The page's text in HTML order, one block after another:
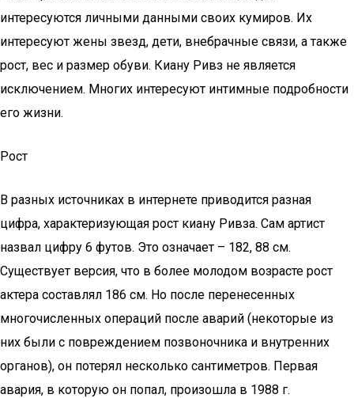
интересуются личными данными своих кумиров. Их
интересуют жены звезд, дети, внебрачные связи, а также
рост, вес и размер обуви. Киану Ривз не является
исключением. Многих интересуют интимные подробности
его жизни.
Рост
В разных источниках в интернете приводится разная
цифра, характеризующая рост киану Ривза. Сам артист
назвал цифру 6 футов. Это означает – 182, 88 см.
Существует версия, что в более молодом возрасте рост
актера составлял 186 см. Но после перенесенных
многочисленных операций после аварий (некоторые из
них были с повреждением позвоночника и внутренних
органов), он потерял несколько сантиметров. Первая
авария, в которую он попал, произошла в 1988 г.